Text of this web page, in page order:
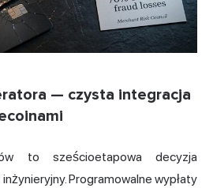
— czysta integracja
to sześcioetapowa decyzja
Programowalne wypłaty